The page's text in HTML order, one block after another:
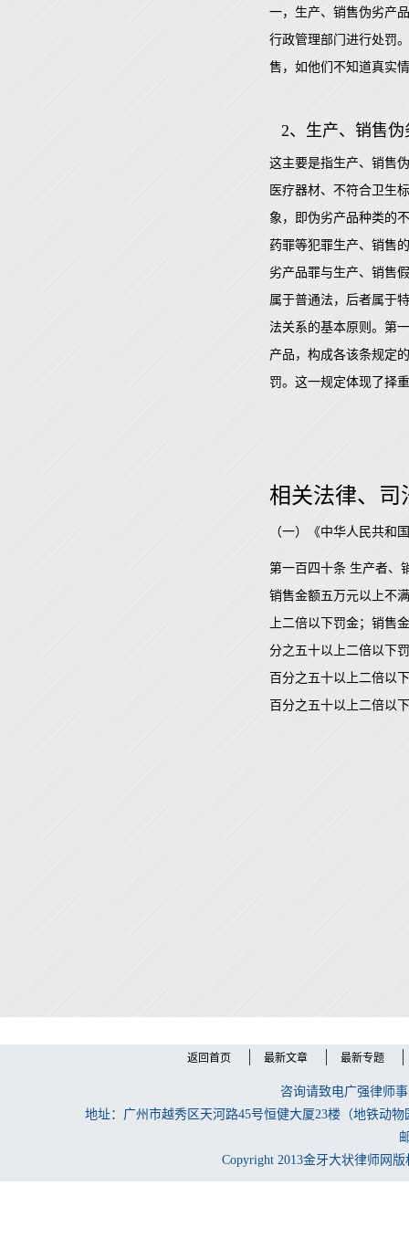
一，生产、销售伪劣产
行政管理部门进行处罚
售，如他们不知道真实
2、生产、销售
这主要是指生产、销售
医疗器材、不符合卫生
象，即伪劣产品种类的
药罪等犯罪生产、销售
劣产品罪与生产、销售
属于普通法，后者属于
法关系的基本原则。第
产品，构成各该条规定
罚。这一规定体现了择
相关法律、司
（一）《中华人民共和
第一百四十条 生产者、
销售金额五万元以上不
上二倍以下罚金；销售
分之五十以上二倍以下
百分之五十以上二倍以
百分之五十以上二倍以
返回首页 最新文章 最新专题
咨询请致电广强律师
地址：广州市越秀区天河路45号恒健大厦23楼（地铁动
Copyright 2013金牙大状律师网